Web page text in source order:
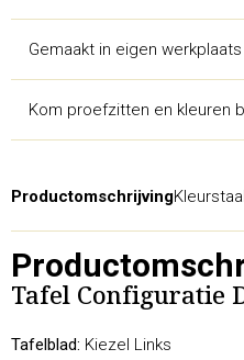
Gemaakt in eigen werkplaats
Kom proefzitten en kleuren
Productomschrijving
Tafel Configuratie
Tafelblad: Kiezel Links